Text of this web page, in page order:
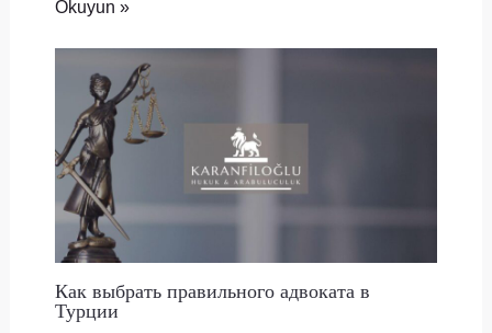
Okuyun »
Как выбрать правильного адвоката в
Турции